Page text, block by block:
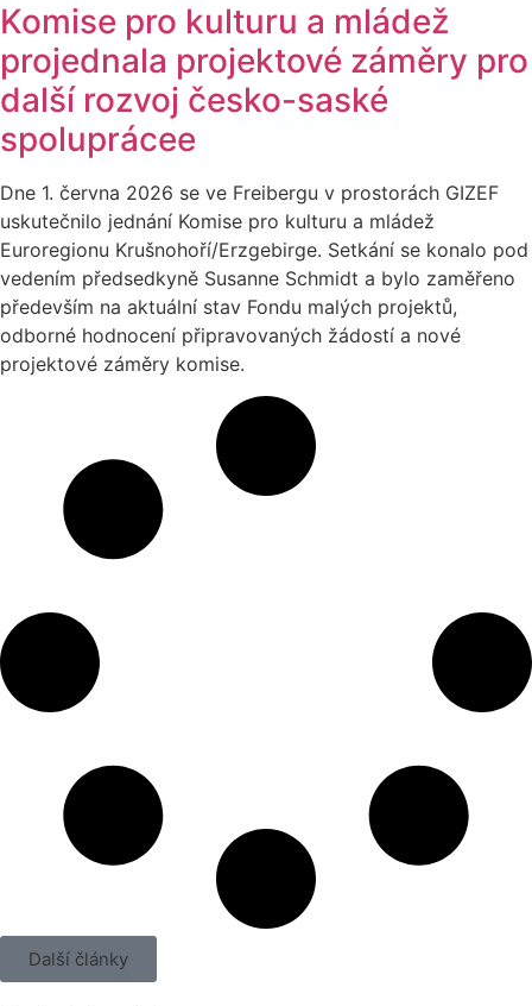
Komise pro kulturu a mládež
projednala projektové záměry pro
další rozvoj česko-saské
spoluprácee
Dne 1. června 2026 se ve Freibergu v prostorách GIZEF
uskutečnilo jednání Komise pro kulturu a mládež
Euroregionu Krušnohoří/Erzgebirge. Setkání se konalo pod
vedením předsedkyně Susanne Schmidt a bylo zaměřeno
především na aktuální stav Fondu malých projektů,
odborné hodnocení připravovaných žádostí a nové
projektové záměry komise.
Další články